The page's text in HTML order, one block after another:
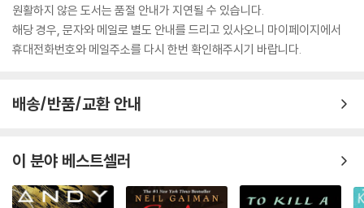
원활하지 않은 도서는 품절 안내가 지연될 수 있습니다.
해당 경우, 문자와 메일로 별도 안내를 드리고 있사오니 마이페이지에서
휴대전화번호와 메일주소를 다시 한번 확인해주시기 바랍니다.
배송/반품/교환 안내
이 분야 베스트셀러